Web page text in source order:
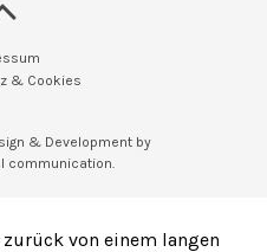
& Development by
communication.
& Cookies
von einem langen